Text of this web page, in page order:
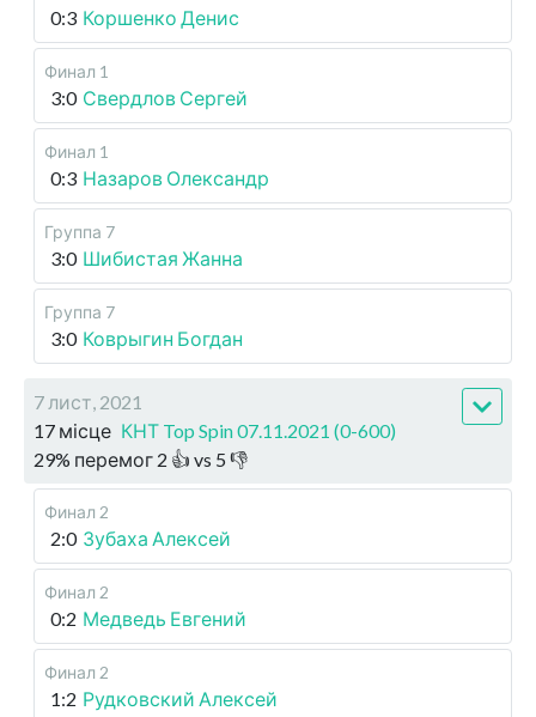
0:3 Коршенко Денис
Финал 1
3:0 Свердлов Сергей
Финал 1
0:3 Назаров Олександр
Группа 7
3:0 Шибистая Жанна
Группа 7
3:0 Коврыгин Богдан
7 лист, 2021
17 місце КНТ Top Spin 07.11.2021 (0-600)
29% перемог 2 👍 vs 5 👎
Финал 2
2:0 Зубаха Алексей
Финал 2
0:2 Медведь Евгений
Финал 2
1:2 Рудковский Алексей